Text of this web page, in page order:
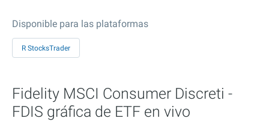
Disponible para las plataformas
R StocksTrader
Fidelity MSCI Consumer Discreti -
FDIS gráfica de ETF en vivo